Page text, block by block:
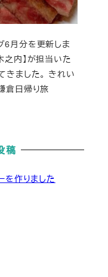
6月分を更新しま
之内】が担当いた
きました。 きれい
倉日帰り旅
稿
を作りました